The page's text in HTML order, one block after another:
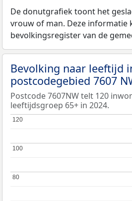
De donutgrafiek toont het
vrouw of man. Deze informatie
bevolkingsregister van de
Bevolking naar leeftijd
postcodegebied 7607
Postcode 7607NW telt 120
leeftijdsgroep 65+ in 2024.
80
80
100
100
120
120